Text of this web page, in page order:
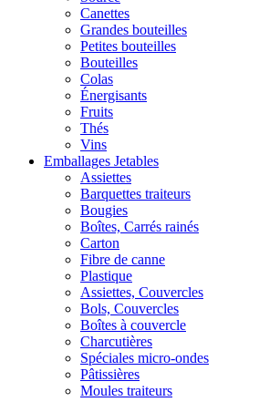
Canettes
Grandes bouteilles
Petites bouteilles
Bouteilles
Colas
Énergisants
Fruits
Thés
Vins
Emballages Jetables
Assiettes
Barquettes traiteurs
Bougies
Boîtes, Carrés rainés
Carton
Fibre de canne
Plastique
Assiettes, Couvercles
Bols, Couvercles
Boîtes à couvercle
Charcutières
Spéciales micro-ondes
Pâtissières
Moules traiteurs